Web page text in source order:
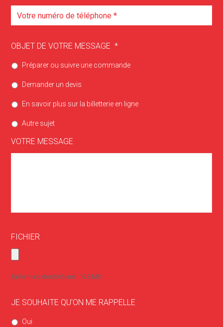
OBJET DE VOTRE MESSAGE *
Préparer ou suivre une commande
Demander un devis
En savoir plus sur la billetterie en ligne
Autre sujet
VOTRE MESSAGE
FICHIER
Taille max. des fichiers : 128 MB.
JE SOUHAITE QU'ON ME RAPPELLE
Oui